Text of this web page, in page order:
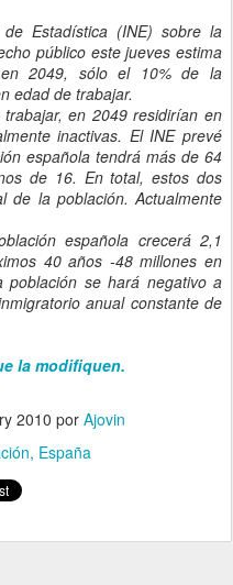
Estadística (INE) sobre la
público este jueves estima
2049, sólo el 10% de la
edad de trabajar.
en 2049 residirían en
inactivas. El INE prevé
española tendrá más de 64
de 16. En total, estos dos
de la población. Actualmente
española crecerá 2,1
40 años -48 millones en
población se hará negativo a
anual constante de
la modifiquen.
2010 por Ajovin
España